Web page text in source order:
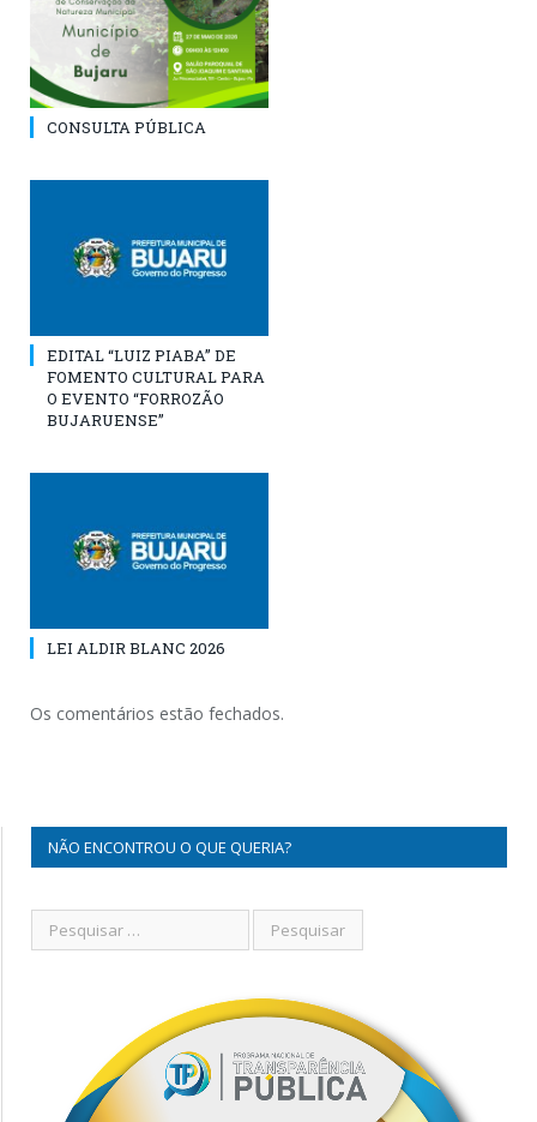
CONSULTA PÚBLICA
EDITAL “LUIZ PIABA” DE
FOMENTO CULTURAL PARA
O EVENTO “FORROZÃO
BUJARUENSE”
LEI ALDIR BLANC 2026
Os comentários estão fechados.
NÃO ENCONTROU O QUE QUERIA?